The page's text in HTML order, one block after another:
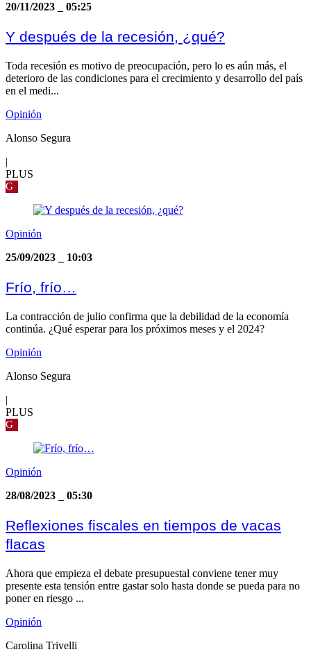
20/11/2023
05:25
Y después de la recesión, ¿qué?
Toda recesión es motivo de preocupación, pero lo es aún más, el
deterioro de las condiciones para el crecimiento y desarrollo del país
en el medi...
Opinión
Alonso Segura
|
PLUS
G
Opinión
25/09/2023
10:03
Frío, frío…
La contracción de julio confirma que la debilidad de la economía
continúa. ¿Qué esperar para los próximos meses y el 2024?
Opinión
Alonso Segura
|
PLUS
G
Opinión
28/08/2023
05:30
Reflexiones fiscales en tiempos de vacas
flacas
Ahora que empieza el debate presupuestal conviene tener muy
presente esta tensión entre gastar solo hasta donde se pueda para no
poner en riesgo ...
Opinión
Carolina Trivelli